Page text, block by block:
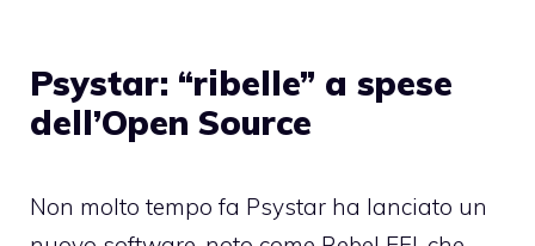
Psystar: “ribelle” a spese
dell’Open Source
Non molto tempo fa Psystar ha lanciato un